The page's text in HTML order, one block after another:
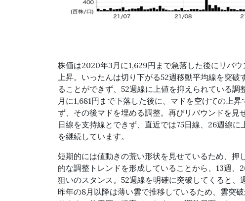
株価は2020年3月に1,629円まで急落した後にリバ
上昇。いったんは切り下がる52週移動平均線を突
ることができず、52週線に上値を抑えられている
月に1,681円まで下落した後に、マドを空けての上
ず、その後マドを埋める調整。再びリバウンドを見
日線を支持線とできず、直近では75日線、26週線
を継続しています。
短期的には値動きの荒い形状を見せているため、
的な調整トレンドを形成していることから、13週
狙いのスタンス。52週線を明確に突破してくると、
昨年の8月以降は薄い雲で推移しているため、雲突